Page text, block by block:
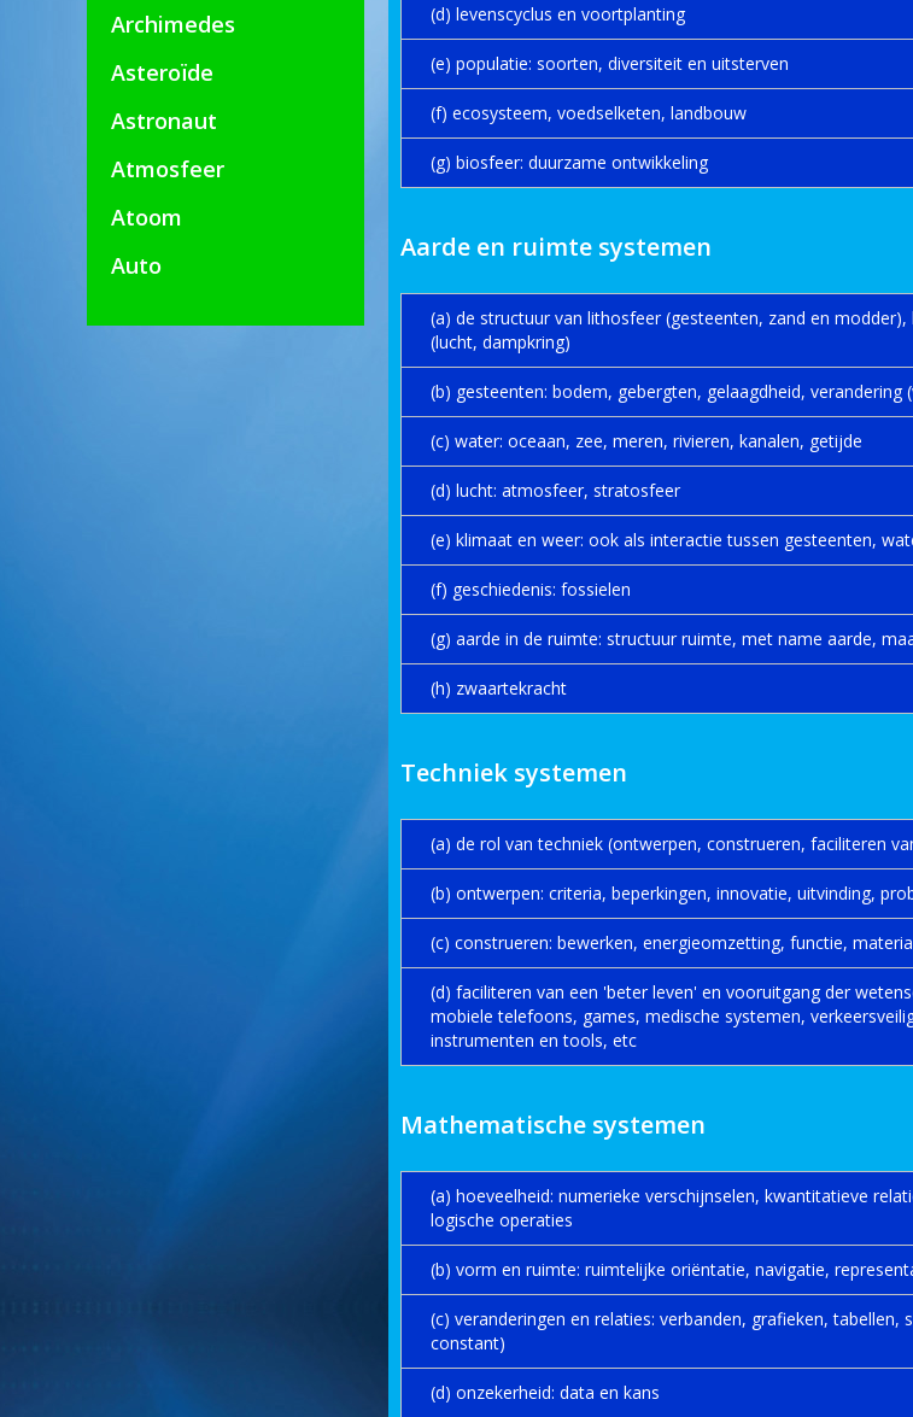
Archimedes
Asteroïde
Astronaut
Atmosfeer
Atoom
Auto
(d) levenscyclus en voortplanting
(e) populatie: soorten, diversiteit en uitsterven
(f) ecosysteem, voedselketen, landbouw
(g) biosfeer: duurzame ontwikkeling
Aarde en ruimte systemen
(a) de structuur van lithosfeer (gesteenten, zand en
(lucht, dampkring)
(b) gesteenten: bodem, gebergten, gelaagdheid, verandering
(c) water: oceaan, zee, meren, rivieren, kanalen, getijde
(d) lucht: atmosfeer, stratosfeer
(e) klimaat en weer: ook als interactie tussen gesteenten,
(f) geschiedenis: fossielen
(g) aarde in de ruimte: structuur ruimte, met name aarde,
(h) zwaartekracht
Techniek systemen
(a) de rol van techniek (ontwerpen, construeren, faciliteren
(b) ontwerpen: criteria, beperkingen, innovatie, uitvinding,
(c) construeren: bewerken, energieomzetting, functie,
(d) faciliteren van een 'beter leven' en vooruitgang der
mobiele telefoons, games, medische systemen,
instrumenten en tools, etc
Mathematische systemen
(a) hoeveelheid: numerieke verschijnselen, kwantitatieve
logische operaties
(b) vorm en ruimte: ruimtelijke oriëntatie, navigatie,
(c) veranderingen en relaties: verbanden, grafieken, tabellen,
constant)
(d) onzekerheid: data en kans